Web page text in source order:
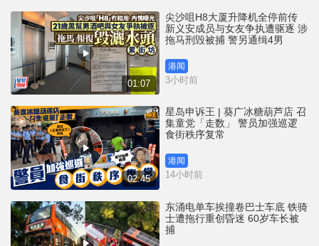
01:07
尖沙咀H8大厦升降机全停前传
新义安成员与女友争执遭驱逐 涉
拖马刑毁被捕 警另通缉4男
港闻
3小时前
02:45
星岛申诉王 | 葵广冰糖葫芦店 召
集童党「走数」 警员加强巡逻
食街秩序复常
港闻
14小时前
东涌电单车挨撞卷巴士车底 铁骑
士遭拖行重创昏迷 60岁车长被
捕